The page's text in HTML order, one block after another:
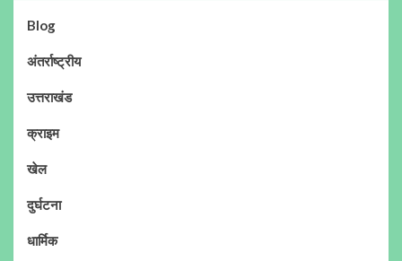
Blog
अंतर्राष्ट्रीय
उत्तराखंड
क्राइम
खेल
दुर्घटना
धार्मिक